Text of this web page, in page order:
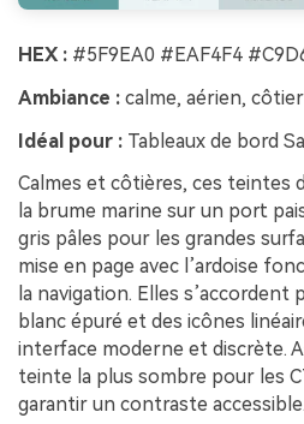
HEX : #5F9EA0 #EAF4F4
Ambiance : calme, aérien, côtier
Idéal pour : Tableaux de bord
Calmes et côtières, ces teintes
la brume marine sur un port
gris pâles pour les grandes
mise en page avec l’ardoise
la navigation. Elles s’accordent
blanc épuré et des icônes
interface moderne et discrète.
teinte la plus sombre pour les
garantir un contraste accessible.